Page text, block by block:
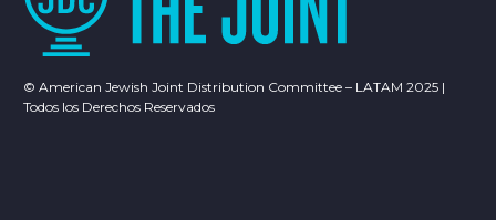
© American Jewish Joint Distribution Committee – LATAM 2025 |
Todos los Derechos Reservados